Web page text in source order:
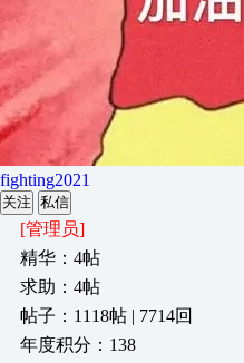
fighting2021
关注 私信
[管理员]
精华：4帖
求助：4帖
帖子：1118帖 | 7714回
年度积分：138